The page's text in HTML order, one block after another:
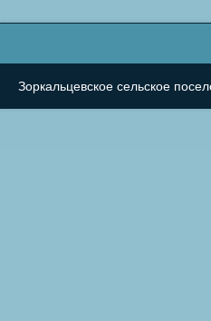
Зоркальцевское сельское